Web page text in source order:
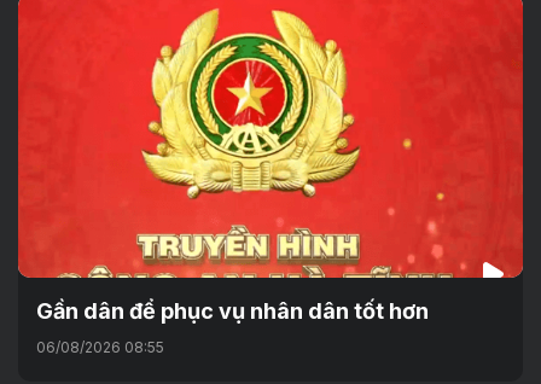
Gần dân để phục vụ nhân dân tốt hơn
06/08/2026 08:55